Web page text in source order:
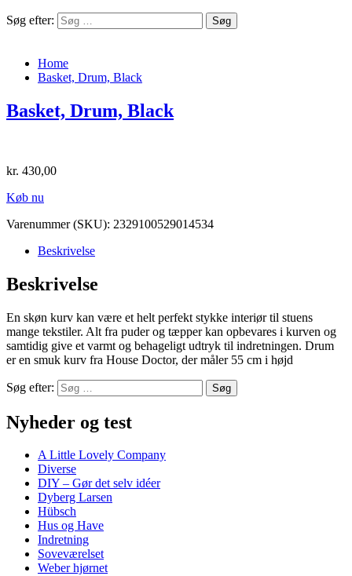
Søg efter:
Home
Basket, Drum, Black
Basket, Drum, Black
kr. 430,00
Køb nu
Varenummer (SKU): 2329100529014534
Beskrivelse
Beskrivelse
En skøn kurv kan være et helt perfekt stykke interiør til stuens
mange tekstiler. Alt fra puder og tæpper kan opbevares i kurven og
samtidig give et varmt og behageligt udtryk til indretningen. Drum
er en smuk kurv fra House Doctor, der måler 55 cm i højd
Søg efter:
Nyheder og test
A Little Lovely Company
Diverse
DIY – Gør det selv idéer
Dyberg Larsen
Hübsch
Hus og Have
Indretning
Soveværelset
Weber hjørnet